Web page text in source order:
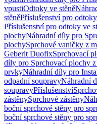
vpustiOdtoky ve stěně
stěněPříslušenství pro
Příslušenství pro odtoky ve
plochyNáhradní díly pro
plochySprchové vaničky z
Geberit DuofixSprchovací
díly pro Sprchovací plochy
prvkyNáhradní díly pro
odpadní soupravyNáhradní
soupravyPříslušenství
zástěnySprchové zástěny
boční sprchové stěny pro
boční sprchové stěny pro